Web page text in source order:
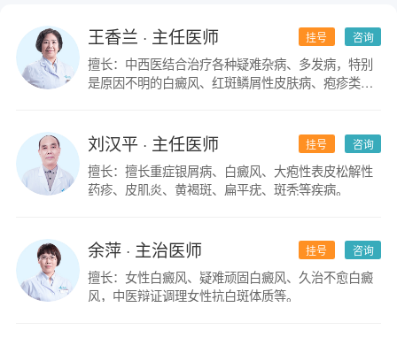
咨询
挂号
王香兰 · 主任医师
擅长：中西医结合治疗各种疑难杂病、多发病，特别
是原因不明的白癜风、红斑鳞屑性皮肤病、疱疹类皮
咨询
挂号
刘汉平· 主任医师
擅长：擅长重症银屑病、白癜风、大疱性表皮松解性
药疹、皮肌炎、黄褐斑、扁平疣、斑秃等疾病。
咨询
挂号
余萍· 主治医师
擅长：女性白癜风、疑难顽固白癜风、久治不愈白癜
风，中医辩证调理女性抗白斑体质等。